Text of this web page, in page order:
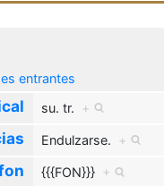
entrantes
su. tr. +
Endulzarse. +
{{{FON}}} +